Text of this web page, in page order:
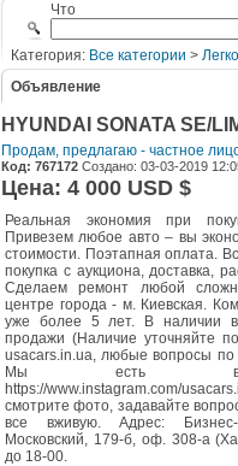
Что
Категория: Все категории >
Объявление
HYUNDAI SONATA SE/
Продам, предлагаю - частное
Код: 767172 Создано: 03-03-2019
Цена: 4 000 USD $
Реальная экономия при
Привезем любое авто – вы
стоимости. Поэтапная оплата.
покупка с аукциона, доставка,
Сделаем ремонт любой
центре города - м. Киевская.
уже более 5 лет. В наличии
продажи (Наличие уточняйте
usacars.in.ua, любые вопросы
Мы есть в
https://www.instagram.com/
смотрите фото, задавайте
все вживую. Адрес:
Московский, 179-б, оф. 308-а
до 18-00.